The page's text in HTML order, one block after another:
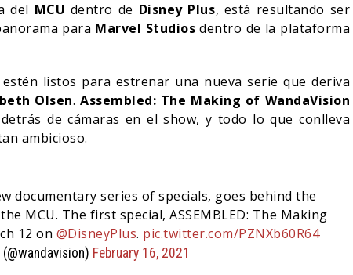
del MCU dentro de Disney Plus, está resultando ser
para Marvel Studiosdentro de la plataforma
listos para estrenar una nueva serie que deriva
Olsen. Assembled: The Making of WandaVision
de cámaras en el show, y todo lo que conlleva
ambicioso.
documentary series of specials, goes behind the
MCU. The first special, ASSEMBLED: The Making
12 on @DisneyPlus. pic.twitter.com/PZNXb60R64
February 16, 2021
DANIEL CRETTON
LA CANCELACIÓN
MAN
04/08/2026
MONSTER – TEMPORADA
PRIMERAS IMÁGENES